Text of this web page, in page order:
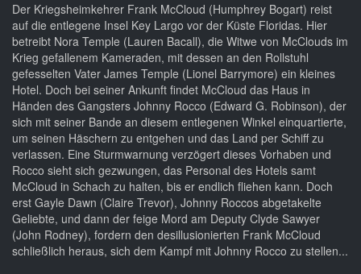
Der Kriegsheimkehrer Frank McCloud (Humphrey Bogart) reist
auf die entlegene Insel Key Largo vor der Küste Floridas. Hier
betreibt Nora Temple (Lauren Bacall), die Witwe von McClouds im
Krieg gefallenem Kameraden, mit dessen an den Rollstuhl
gefesselten Vater James Temple (Lionel Barrymore) ein kleines
Hotel. Doch bei seiner Ankunft findet McCloud das Haus in
Händen des Gangsters Johnny Rocco (Edward G. Robinson), der
sich mit seiner Bande an diesem entlegenen Winkel einquartierte,
um seinen Häschern zu entgehen und das Land per Schiff zu
verlassen. Eine Sturmwarnung verzögert dieses Vorhaben und
Rocco sieht sich gezwungen, das Personal des Hotels samt
McCloud in Schach zu halten, bis er endlich fliehen kann. Doch
erst Gayle Dawn (Claire Trevor), Johnny Roccos abgetakelte
Geliebte, und dann der feige Mord am Deputy Clyde Sawyer
(John Rodney), fordern den desillusionierten Frank McCloud
schließlich heraus, sich dem Kampf mit Johnny Rocco zu stellen...